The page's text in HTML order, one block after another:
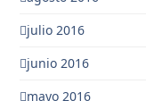
julio 2016
junio 2016
mayo 2016